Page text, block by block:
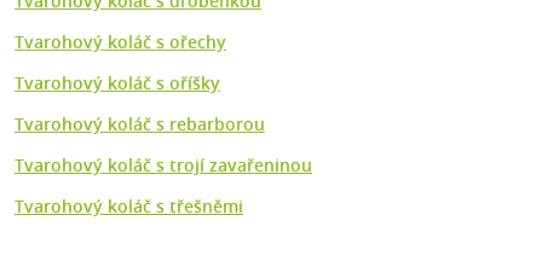
Tvarohový koláč s ořechy
Tvarohový koláč s oříšky
Tvarohový koláč s rebarborou
Tvarohový koláč s trojí zavařeninou
Tvarohový koláč s třešněmi